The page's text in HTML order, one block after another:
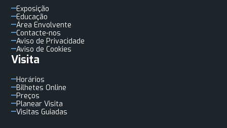
Exposição
Educação
Área Envolvente
Contacte-nos
Aviso de Privacidade
Aviso de Cookies
Visita
Horários
Bilhetes Online
Preços
Planear Visita
Visitas Guiadas